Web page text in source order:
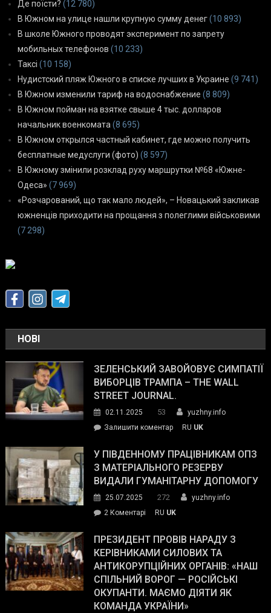
Де поїсти? (12 780)
В Южном на улице нашли крупную сумму денег(10 893)
В школе Южного проводят эксперимент по запрету
мобильных телефонов (10 233)
Таксі (10 158)
Нудистский пляж Южного в списке лучших в Украине (9 741)
В Южном изменили тариф на водоснабжение (8 809)
В Южном пойман на взятке свыше 4 тыс. долларов
начальник военкомата (8 695)
В Южном открылся частный кабинет, где можно получить
бесплатные медуслуги (фото) (8 597)
В Южному змінили розклад руху маршрутки №68 «Южне-
Одеса» (7 969)
«Розчарований, що так мало людей», – Новацький закликав
южненців приходити на прощання з полеглими військовими
(7 298)
НОВІ
ЗЕЛЕНСЬКИЙ ЗАВОЙОВУЄ СИМПАТІЇ
ВИБОРЦІВ ТРАМПА – THE WALL
STREET JOURNAL.
02.11.2025 53
yuzhny.info
Залишити коментарon
завойовує
симпатії
виборців
The
Street
Journal.
RU UK
У ПІВДЕННОМУ ПРАЦІВНИКАМ ОПЗ
З МАТЕРІАЛЬНОГО РЕЗЕРВУ
ВИДАЛИ ГУМАНІТАРНУ ДОПОМОГУ
25.07.2025 272
yuzhny.info
2 Коментарі
Південному
працівникам
ОПЗ
з
матеріального
резерву
RU UK
ПРЕЗИДЕНТ ПРОВІВ НАРАДУ З
КЕРІВНИКАМИ СИЛОВИХ ТА
АНТИКОРУПЦІЙНИХ ОРГАНІВ: «НАШ
СПІЛЬНИЙ ВОРОГ — РОСІЙСЬКІ
ОКУПАНТИ. МАЄМО ДІЯТИ ЯК
КОМАНДА УКРАЇНИ»